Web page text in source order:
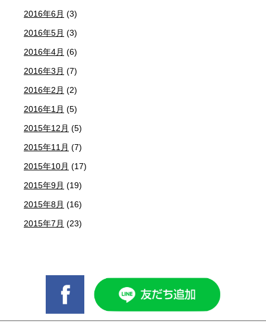
2016年6月 (3)
2016年5月 (3)
2016年4月 (6)
2016年3月 (7)
2016年2月 (2)
2016年1月 (5)
2015年12月 (5)
2015年11月 (7)
2015年10月 (17)
2015年9月 (19)
2015年8月 (16)
2015年7月 (23)